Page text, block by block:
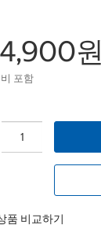
원
포함
품 비교하기